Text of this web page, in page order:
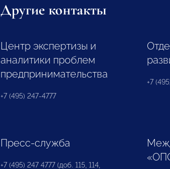
Другие контакты
Центр экспертизы и
аналитики проблем
предпринимательства
+7 (495) 247-4777
+7
Пресс-служба
+7 (495) 247 4777 (доб. 115, 114,